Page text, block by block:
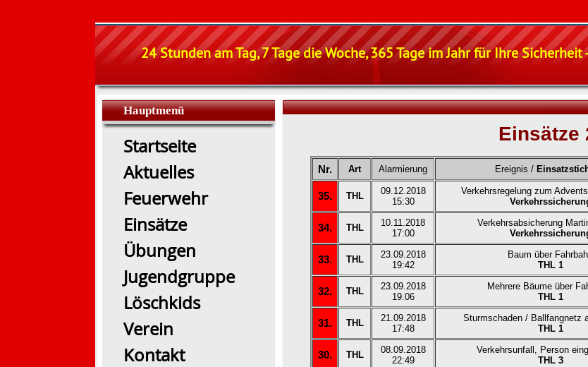
24 Stunden am Tag, 7 Tage die Woche, 365 Tage im Jahr für Ihre
Hauptmenü
Startseite
Aktuelles
Feuerwehr
Einsätze
Übungen
Jugendgruppe
Löschkids
Verein
Kontakt
Einsätze
Nr. Art Alarmierung Ereignis /
35. THL
09.12.2018
15:30
Verkehrsregelung zum
34. THL
10.11.2018
17:00
Verkehrsabsicherung
33. THL
23.09.2018
19:42
Baum über
THL 1
32. THL
23.09.2018
19.06
Mehrere Bäume über
THL 1
31. THL
21.09.2018
17:48
Sturmschaden / Ballfangnetz
THL 1
30. THL
08.09.2018
22:49
Verkehrsunfall, Person
THL 3